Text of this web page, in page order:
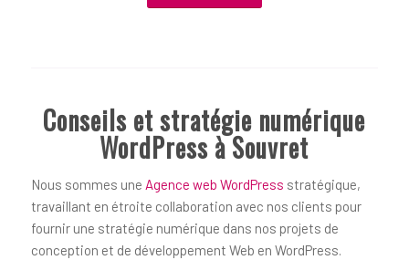
Conseils et stratégie numérique
WordPress à Souvret
Nous sommes une Agence web WordPress stratégique,
travaillant en étroite collaboration avec nos clients pour
fournir une stratégie numérique dans nos projets de
conception et de développement Web en WordPress.